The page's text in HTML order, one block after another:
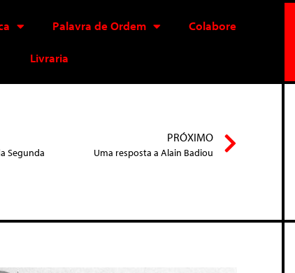
Palavra de Ordem Colabore
Livraria
Segunda
PRÓXIMO
Uma resposta a Alain Badiou